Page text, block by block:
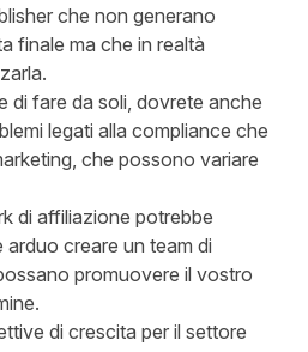
che non generano
finale ma che in realtà
di fare da soli, dovrete anche
legati alla compliance che
che possono variare
di affiliazione potrebbe
creare un team di
promuovere il vostro
di crescita per il settore